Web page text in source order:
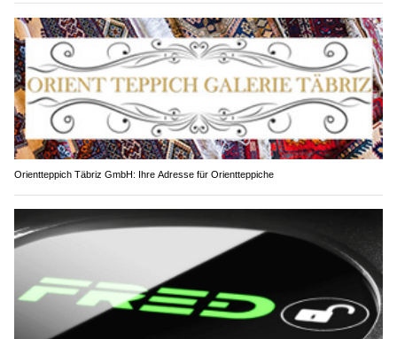
Orientteppich Täbriz GmbH: Ihre Adresse für Orientteppiche